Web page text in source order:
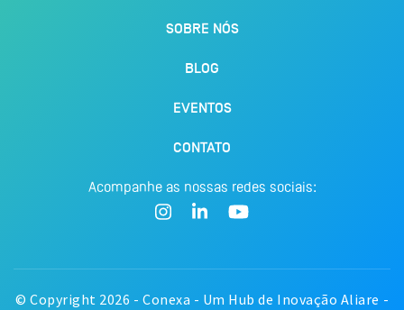
SOBRE NÓS
BLOG
EVENTOS
CONTATO
Acompanhe as nossas redes sociais:
© Copyright 2026 - Conexa - Um Hub de Inovação Aliare -